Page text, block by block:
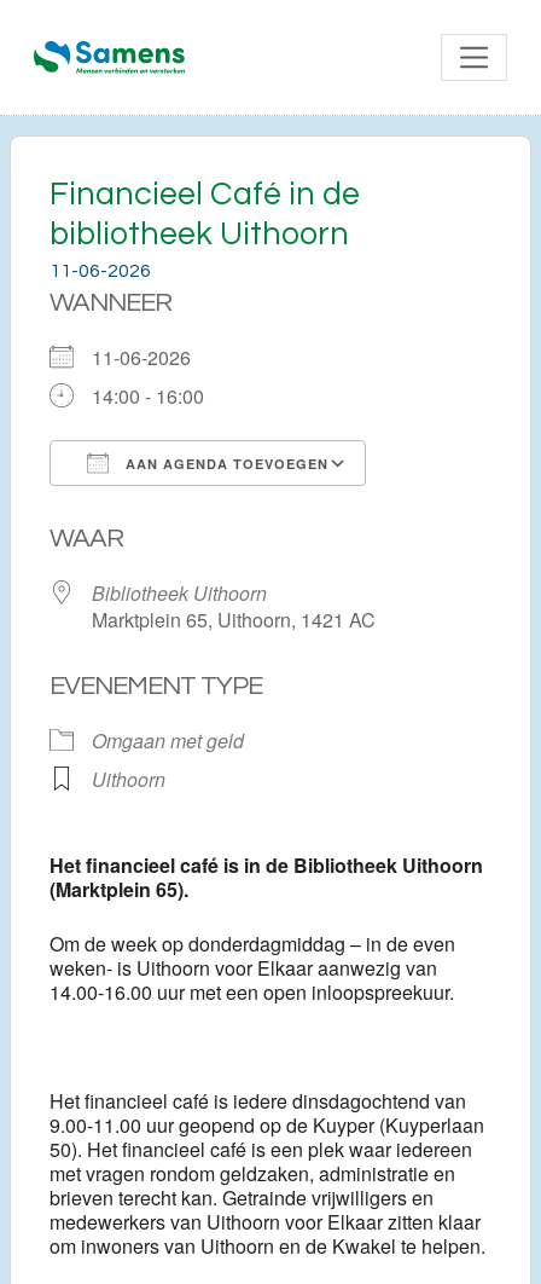
Financieel Café in de
bibliotheek Uithoorn
11-06-2026
WANNEER
11-06-2026
14:00 - 16:00
AAN AGENDA TOEVOEGEN
WAAR
Bibliotheek Uithoorn
Marktplein 65, Uithoorn, 1421 AC
EVENEMENT TYPE
Omgaan met geld
Uithoorn
Het financieel café is in de Bibliotheek Uithoorn
(Marktplein 65).
Om de week op donderdagmiddag – in de even
weken- is Uithoorn voor Elkaar aanwezig van
14.00-16.00 uur met een open inloopspreekuur.
Het financieel café is iedere dinsdagochtend van
9.00-11.00 uur geopend op de Kuyper (Kuyperlaan
50). Het financieel café is een plek waar iedereen
met vragen rondom geldzaken, administratie en
brieven terecht kan. Getrainde vrijwilligers en
medewerkers van Uithoorn voor Elkaar zitten klaar
om inwoners van Uithoorn en de Kwakel te helpen.